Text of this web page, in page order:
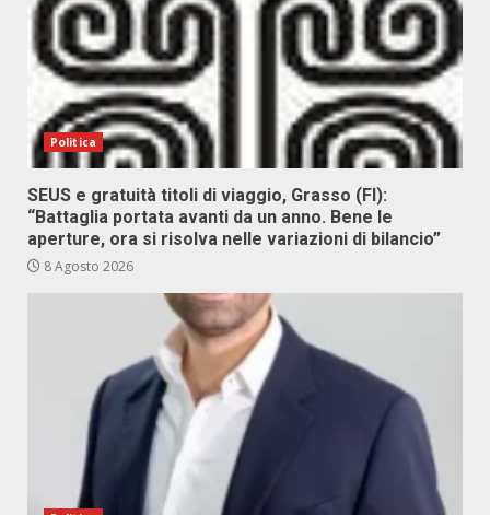
Politica
SEUS e gratuità titoli di viaggio, Grasso (FI):
“Battaglia portata avanti da un anno. Bene le
aperture, ora si risolva nelle variazioni di bilancio”
8 Agosto 2026